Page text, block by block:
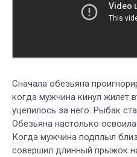
Сначала обезьяна
когда мужчина кинул жилет
уцепилось за него. Рыбак
Обезьяна настолько
Когда мужчина подплыл
совершил длинный прыжок